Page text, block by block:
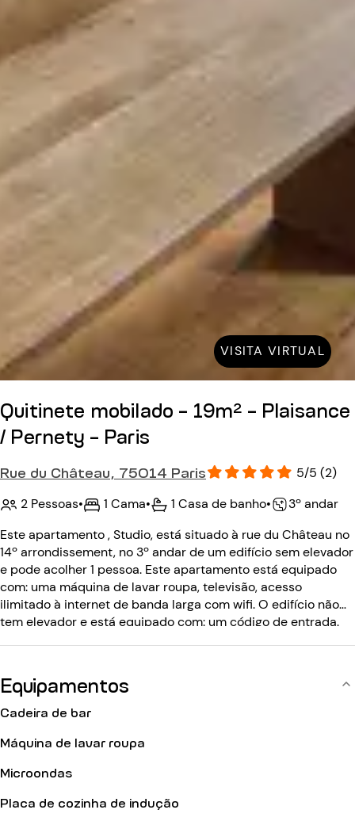
VISITA VIRTUAL
Quitinete mobilado - 19m² - Plaisance
/ Pernety - Paris
Rue du Château, 75014 Paris
5/5 (2)
2 Pessoas• 1 Cama• 1 Casa de banho•
3º andar
Este apartamento , Studio, está situado à rue du Château no
14º arrondissement, no 3º andar de um edifício sem elevador
e pode acolher 1 pessoa. Este apartamento está equipado
com: uma máquina de lavar roupa, televisão, acesso
ilimitado à internet de banda larga com wifi. O edifício não
tem elevador e está equipado com: um código de entrada.
Equipamentos
Cadeira de bar
Máquina de lavar roupa
Microondas
Placa de cozinha de indução